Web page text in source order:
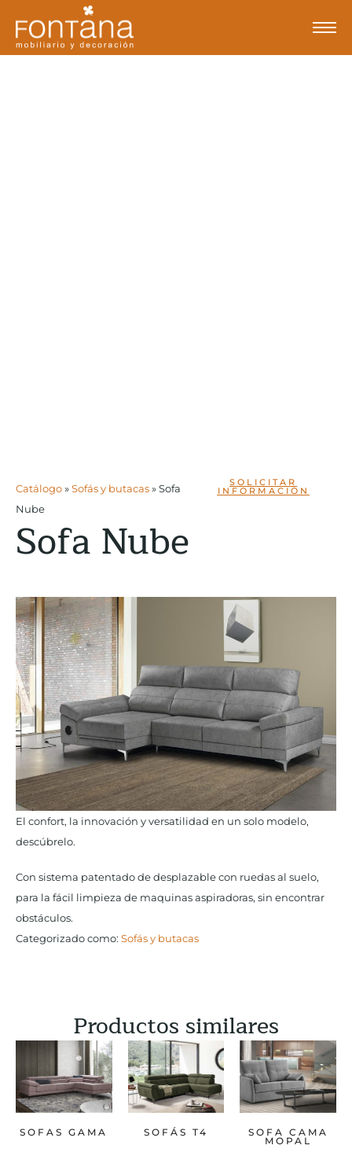
Catálogo»Sofás y butacas»Sofa
Nube
SOLICITAR
INFORMACIÓN
Sofa Nube
El confort, la innovación y versatilidad en un solo modelo,
descúbrelo.
Con sistema patentado de desplazable con ruedas al suelo,
para la fácil limpieza de maquinas aspiradoras, sin encontrar
obstáculos.
Categorizado como: Sofás y butacas
Productos similares
SOFAS GAMA SOFÁS T4 SOFA CAMA
MOPAL